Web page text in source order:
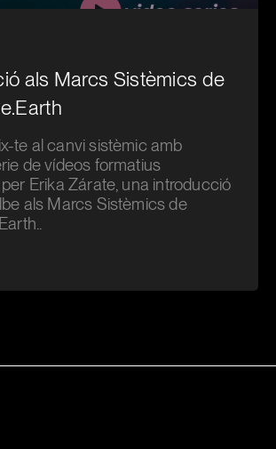
als Marcs Sistèmics de
te al canvi sistèmic amb
de vídeos formatius
Erika Zárate, una introducció
als Marcs Sistèmics de